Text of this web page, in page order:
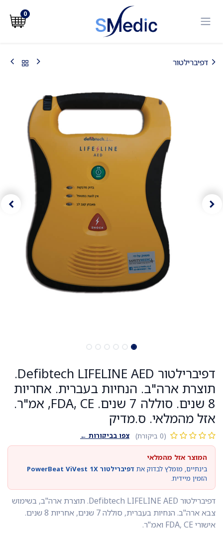
0
דפיברילטור
דפיברילטור Defibtech LIFELINE AED.
תוצרת ארה"ב. הנחיות בעברית. אחריות
8 שנים. סוללה 7 שנים. FDA, CE, אמ"ר.
אזל מהמלאי. ס.מדיק
(0 ביקורת) צפו בביקורות ←
המוצר אזל מהמלאי
בינתיים, מומלץ לבדוק את דפיברילטור PowerBeat ViVest 1X
הזמין מיידית.
דפיברילטור Defibtech LIFELINE AED. תוצרת ארה"ב, בשימוש
צבא ארה"ב. הנחיות בעברית, סוללה 7 שנים, אחריות 8 שנים.
אישורי FDA, CE ואמ"ר.